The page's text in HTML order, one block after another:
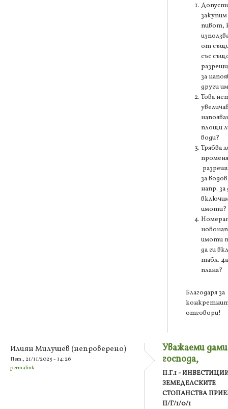
пивот,
от
със
за
други
Това
площи
води?
Трябва
за
напр. за
имоти?
имоти
да ги
табл.
плана?
Благодаря за
отговори!
Илиян Милушев (непроверено)
Пет., 21/11/2025 - 14:26
permalink
Уважаеми
господа,
II.Г.1 -
ЗЕМЕДЕЛСКИТЕ
СТОПАНСТВА
II/Г/1/0/1